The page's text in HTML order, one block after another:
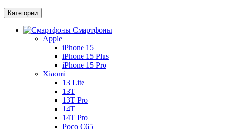
Категории
Смартфоны
Apple
iPhone 15
iPhone 15 Plus
iPhone 15 Pro
Xiaomi
13 Lite
13T
13T Pro
14T
14T Pro
Poco C65